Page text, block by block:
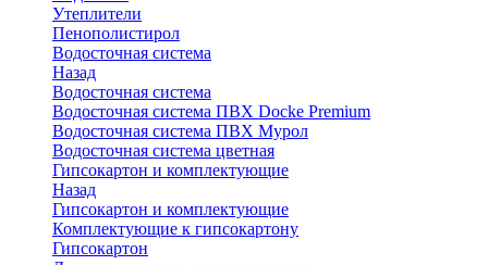
Утеплители
Пенополистирол
Водосточная система
Назад
Водосточная система
Водосточная система ПВХ Docke Premium
Водосточная система ПВХ Мурол
Водосточная система цветная
Гипсокартон и комплектующие
Назад
Гипсокартон и комплектующие
Комплектующие к гипсокартону
Гипсокартон